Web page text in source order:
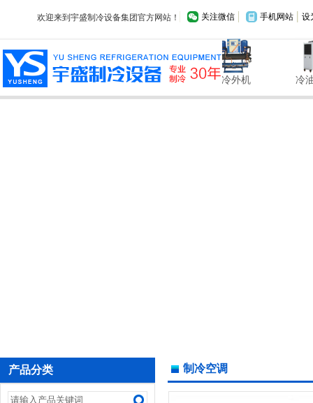
欢迎来到宇盛制冷设备集团官方网站！ 设
手机网站
关注微信
低温冷水机 制冷空调 制冷外机 冷油机
产品分类 制冷空调